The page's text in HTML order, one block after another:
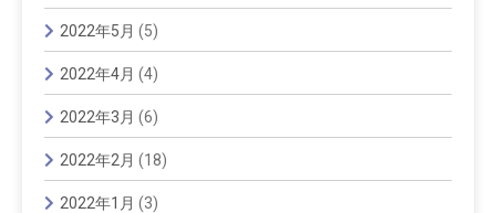
2022年5月 (5)
2022年4月 (4)
2022年3月 (6)
2022年2月 (18)
2022年1月 (3)